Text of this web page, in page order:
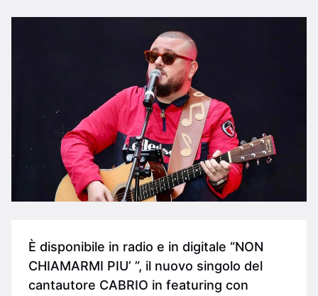
È disponibile in radio e in digitale “NON
CHIAMARMI PIU’ ”, il nuovo singolo del
cantautore CABRIO in featuring con